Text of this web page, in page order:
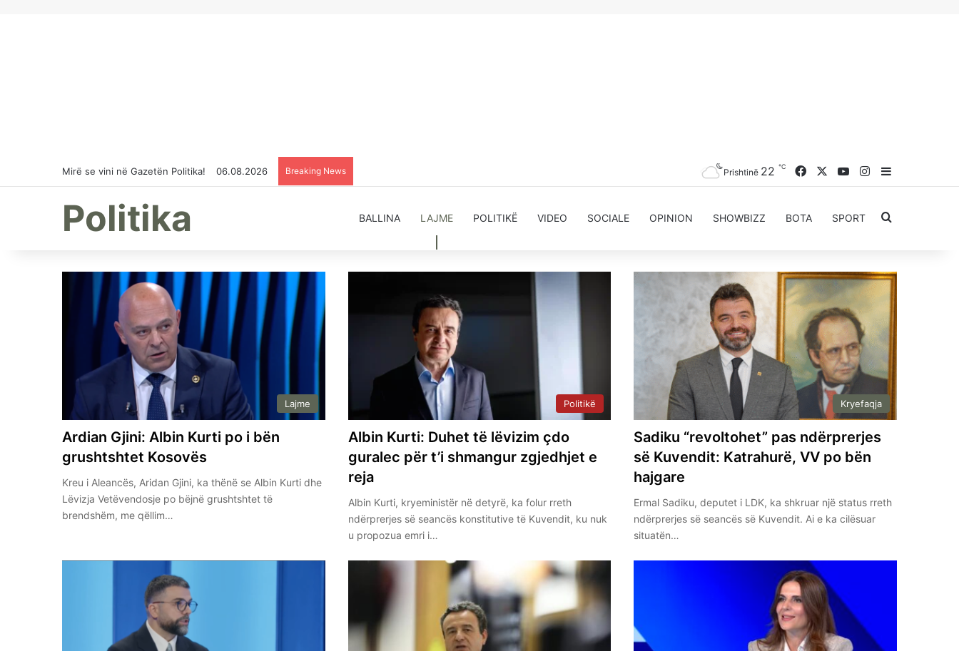
Mirë se vini në Gazetën Politika! 06.08.2026 Breaking News Prishtinë 22 ℃ Facebook YouTubeInstagram
Politika BALLINA LAJME POLITIKË VIDEO SOCIALE OPINION SHOWBIZZ BOTA SPORT Kërkoni
Lajme
Ardian Gjini: Albin Kurti po i bën
grushtshtet Kosovës
Kreu i Aleancës, Aridan Gjini, ka thënë se Albin Kurti dhe
Lëvizja Vetëvendosje po bëjnë grushtshtet të
brendshëm, me qëllim…
Politikë
Albin Kurti: Duhet të lëvizim çdo
guralec për t’i shmangur zgjedhjet e
reja
Albin Kurti, kryeministër në detyrë, ka folur rreth
ndërprerjes së seancës konstitutive të Kuvendit, ku nuk
u propozua emri i…
Kryefaqja
Sadiku “revoltohet” pas ndërprerjes
së Kuvendit: Katrahurë, VV po bën
hajgare
Ermal Sadiku, deputet i LDK, ka shkruar një status rreth
ndërprerjes së seancës së Kuvendit. Ai e ka cilësuar
situatën…